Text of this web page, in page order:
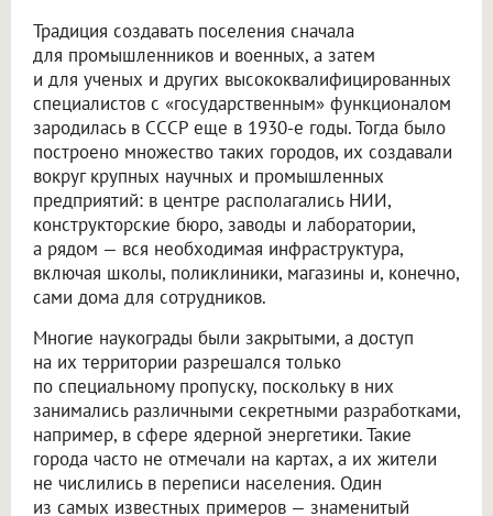
Традиция создавать поселения сначала
для промышленников и военных, а затем
и для ученых и других высококвалифицированных
специалистов с «государственным» функционалом
зародилась в СССР еще в 1930-е годы. Тогда было
построено множество таких городов, их создавали
вокруг крупных научных и промышленных
предприятий: в центре располагались НИИ,
конструкторские бюро, заводы и лаборатории,
а рядом — вся необходимая инфраструктура,
включая школы, поликлиники, магазины и, конечно,
сами дома для сотрудников.
Многие наукограды были закрытыми, а доступ
на их территории разрешался только
по специальному пропуску, поскольку в них
занимались различными секретными разработками,
например, в сфере ядерной энергетики. Такие
города часто не отмечали на картах, а их жители
не числились в переписи населения. Один
из самых известных примеров — знаменитый